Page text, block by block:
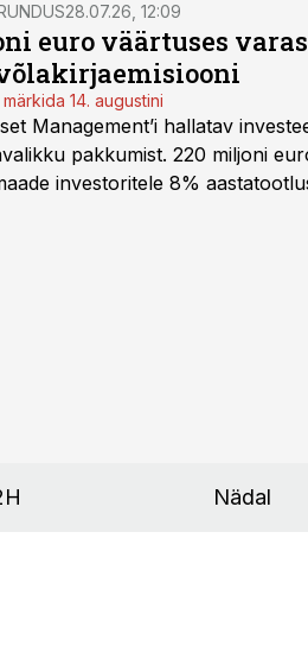
28.07.26, 12:09
euro väärtuses
14. augustini
Management’i hallatav
pakkumist. 220 miljoni
investoritele 8%
Nädal